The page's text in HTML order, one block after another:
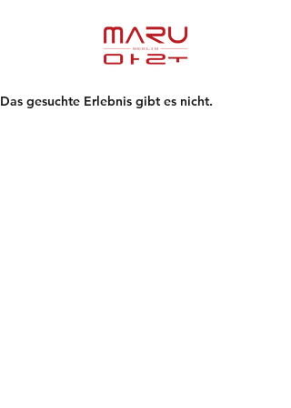
Das gesuchte Erlebnis gibt es nicht.